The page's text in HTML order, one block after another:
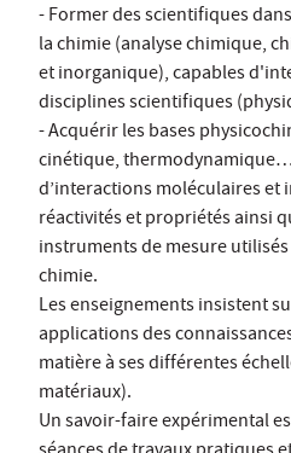
- Former des scientifiques
la chimie (analyse chimique,
et inorganique), capables
disciplines scientifiques
- Acquérir les bases
cinétique,
d’interactions moléculaires
réactivités et propriétés ainsi
instruments de mesure
chimie.
Les enseignements insistent
applications des
matière à ses différentes
matériaux).
Un savoir-faire expérimental